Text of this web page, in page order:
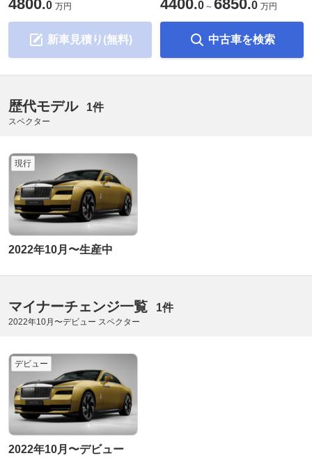
4800.0 万円
新車見積り(無料)
4400.0 ～ 6850.0 万円
中古車を検索
歴代モデル 1件
スペクター
現行
2022年10月〜生産中
マイナーチェンジ一覧 1件
2022年10月〜デビュー スペクター
デビュー
2022年10月〜デビュー